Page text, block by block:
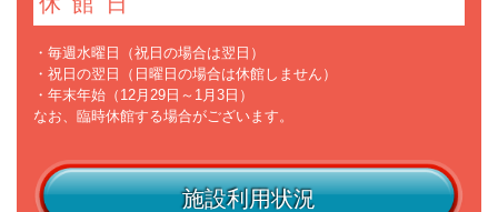
・毎週水曜日（祝日の場合は翌日）
・祝日の翌日（日曜日の場合は休館しません）
・年末年始（12月29日～1月3日）
なお、臨時休館する場合がございます。
施設利用状況